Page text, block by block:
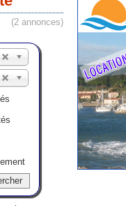
(2 annonces)